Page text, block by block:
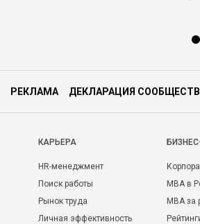
РЕКЛАМА ДЕКЛАРАЦИЯ
КАРЬЕРА
HR-менеджмент
Поиск работы
Рынок труда
Личная эффективность
MBA в
MBA